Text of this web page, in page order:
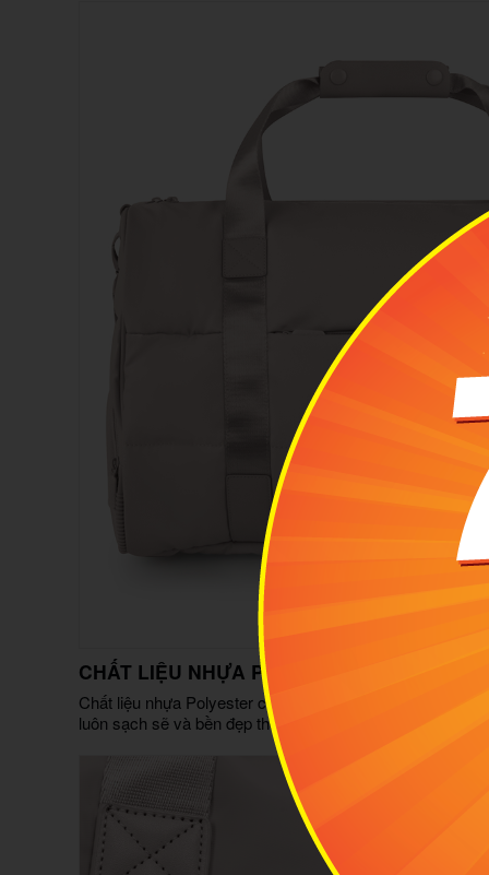
CHẤT LIỆU NHỰA POLYESTER CAO CẤP
Chất liệu nhựa Polyester cao cấp, hạn chế thấm nước
luôn sạch sẽ và bền đẹp theo thời gian.